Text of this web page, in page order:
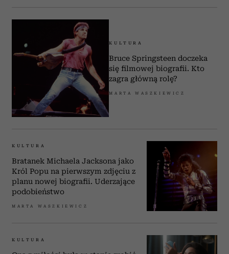
KULTURA
Bruce Springsteen doczeka
się filmowej biografii. Kto
zagra główną rolę?
MARTA WASZKIEWICZ
KULTURA
Bratanek Michaela Jacksona jako
Król Popu na pierwszym zdjęciu z
planu nowej biografii. Uderzające
podobieństwo
MARTA WASZKIEWICZ
KULTURA